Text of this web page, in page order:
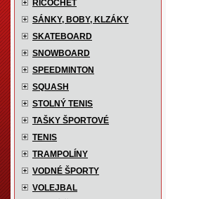
RICOCHET
SÁNKY, BOBY, KLZÁKY
SKATEBOARD
SNOWBOARD
SPEEDMINTON
SQUASH
STOLNÝ TENIS
TAŠKY ŠPORTOVÉ
TENIS
TRAMPOLÍNY
VODNÉ ŠPORTY
VOLEJBAL